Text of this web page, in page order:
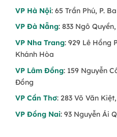
Khi Nào Nên Tặng Bó
🎉 Tặng sinh nhật
🌷 Tặng người thân
một lời quan tâm
phổ thông
🎁 Là lựa chọn hợp
VP Hà Nội: 65 Trần Phú, P.
VP Đà Nẵng: 833 Ngô
VP Nha Trang: 929 Lê Hồng
Khánh Hòa
VP Lâm Đồng: 159 Nguyễn
Đồng
VP Cần Thơ: 283 Võ Văn
VP Đồng Nai: 93 Nguyễn Ái